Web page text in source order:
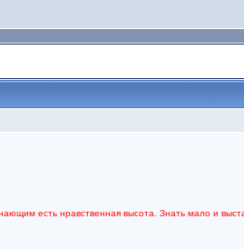
есть нравственная высота. Знать мало и